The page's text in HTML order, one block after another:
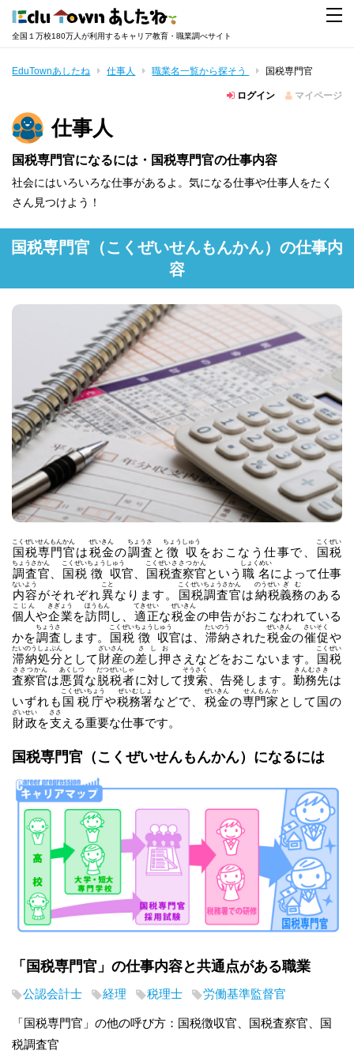
全国１万校180万人が利用するキャリア教育・職業調べサイト
EduTownあしたね 仕事人 職業名一覧から探そう 国税専門官
ログイン マイページ
仕事人
国税専門官になるには・国税専門官の仕事内容
社会にはいろいろな仕事があるよ。気になる仕事や仕事人をたく
さん見つけよう！
国税専門官 （こくぜいせんもんかん） の仕事内
容
国税
こくぜい
専門官
せんもんかん
は税金
ぜいきん
の調査
ちょうさ
と 徴収
ちょうしゅう
をおこなう仕事で、 国税
こくぜい
調査官
ちょうさかん
国税
こくぜい
徴収
ちょうしゅう
官、 国税
こくぜい
査察官
ささつかん
という 職名
しょくめい
によって仕事
内容
ないよう
がそれぞれ異
こと
なります。 国税
こくぜい
調査官
ちょうさかん
は納税
のうぜい
義務
ぎむ
のある
個人
こじん
や企業
きぎょう
を訪問
ほうもん
し、 適正
てきせい
な税金
ぜいきん
の申告がおこなわれている
かを調査
ちょうさ
します。 国税
こくぜい
徴収
ちょうしゅう
官は、 滞納
たいのう
された税金
ぜいきん
の催促
さいそく
や
滞納
たいのう
処分
しょぶん
として 財産
ざいさん
の差し押
さしお
さえなどをおこないます。 国税
こくぜい
査察官
ささつかん
は悪質
あくしつ
な脱税者
だつぜいしゃ
に対して捜索
そうさく
、告発します。勤務先
きんむさき
は
いずれも 国税庁
こくぜいちょう
や税務署
ぜいむしょ
などで、 税金
ぜいきん
の専門家
せんもんか
として国の
財政
ざいせい
を支
ささ
える重要な仕事です。
国税専門官 （こくぜいせんもんかん） になるには
「国税専門官」の仕事内容と共通点がある職業
公認会計士 経理 税理士 労働基準監督官
「国税専門官」の他の呼び方：国税徴収官、国税査察官、国
税調査官